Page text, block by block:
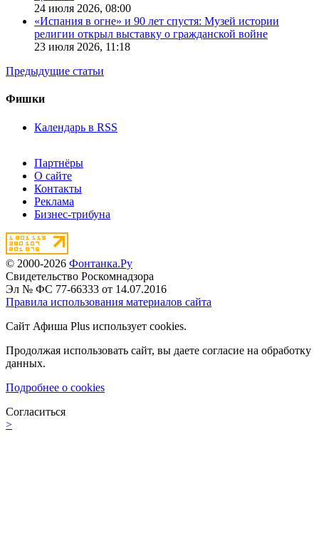
24 июля 2026, 08:00
«Испания в огне» и 90 лет спустя: Музей истории
религии открыл выставку о гражданской войне
23 июля 2026, 11:18
Предыдущие статьи
Фишки
Календарь в RSS
Партнёры
О сайте
Контакты
Реклама
Бизнес-трибуна
© 2000-2026 Фонтанка.Ру
Свидетельство Роскомнадзора
Эл № ФС 77-66333 от 14.07.2016
Правила использования материалов сайта
Сайт Афиша Plus использует cookies.
Продолжая использовать сайт, вы даете согласие на обработку
данных.
Подробнее о cookies
Согласиться
>